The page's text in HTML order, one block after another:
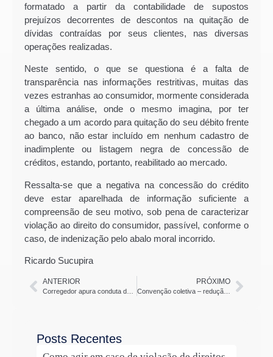
formatado a partir da contabilidade de supostos
prejuízos decorrentes de descontos na quitação de
dívidas contraídas por seus clientes, nas diversas
operações realizadas.
Neste sentido, o que se questiona é a falta de
transparência nas informações restritivas, muitas das
vezes estranhas ao consumidor, mormente considerada
a última análise, onde o mesmo imagina, por ter
chegado a um acordo para quitação do seu débito frente
ao banco, não estar incluído em nenhum cadastro de
inadimplente ou listagem negra de concessão de
créditos, estando, portanto, reabilitado ao mercado.
Ressalta-se que a negativa na concessão do crédito
deve estar aparelhada de informação suficiente a
compreensão de seu motivo, sob pena de caracterizar
violação ao direito do consumidor, passível, conforme o
caso, de indenização pelo abalo moral incorrido.
Ricardo Sucupira
ANTERIOR PRÓXIMO
Convenção coletiva – redução de custos e mais segurança na relação patrão / empregado
Posts Recentes